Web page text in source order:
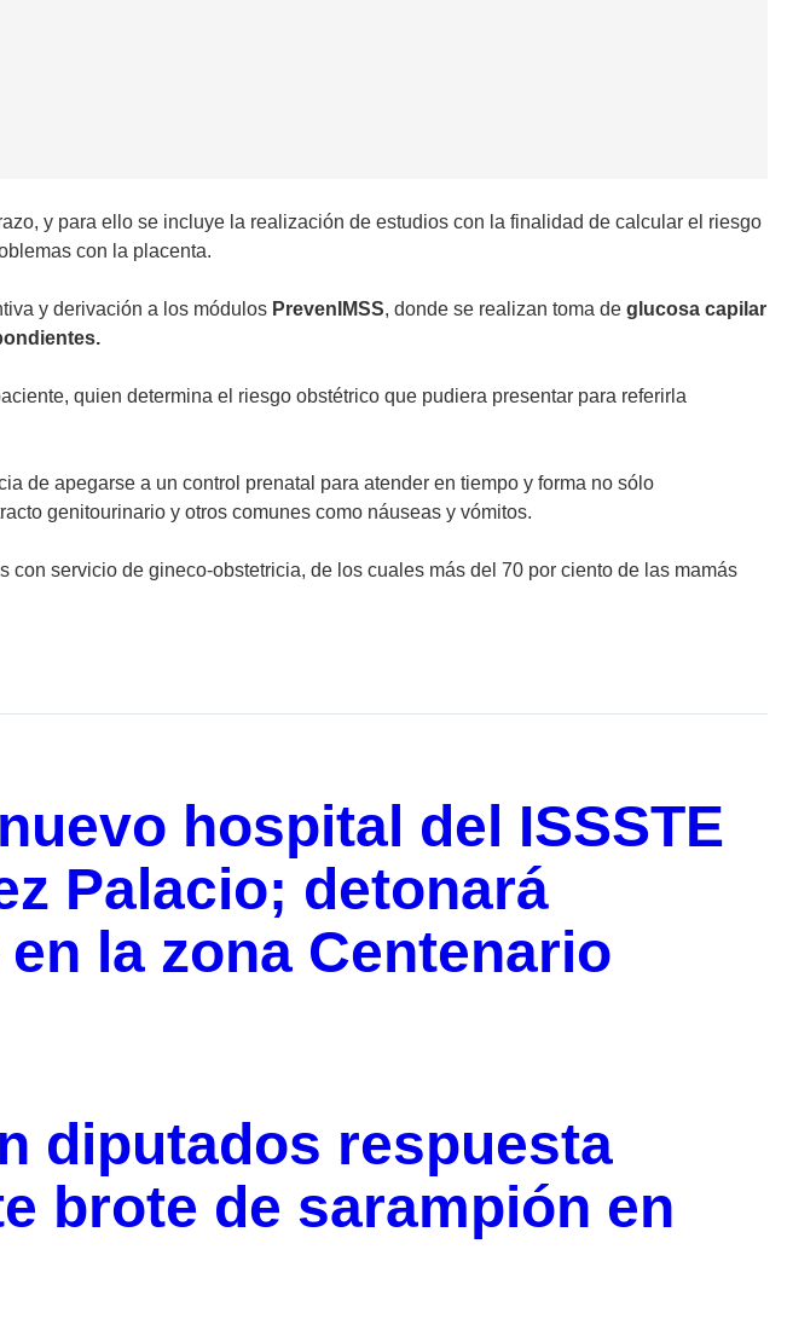
y para ello se incluye la realización de estudios con la finalidad de calcular el riesgo
con la placenta.
y derivación a los módulos PrevenIMSS, donde se realizan toma de glucosa capilar
quien determina el riesgo obstétrico que pudiera presentar para referirla
de apegarse a un control prenatal para atender en tiempo y forma no sólo
genitourinario y otros comunes como náuseas y vómitos.
servicio de gineco-obstetricia, de los cuales más del 70 por ciento de las mamás
hospital del ISSSTE
Palacio; detonará
la zona Centenario
diputados respuesta
brote de sarampión en